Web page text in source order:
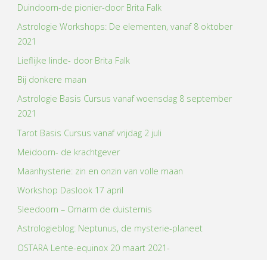
Duindoorn-de pionier-door Brita Falk
Astrologie Workshops: De elementen, vanaf 8 oktober
2021
Lieflijke linde- door Brita Falk
Bij donkere maan
Astrologie Basis Cursus vanaf woensdag 8 september
2021
Tarot Basis Cursus vanaf vrijdag 2 juli
Meidoorn- de krachtgever
Maanhysterie: zin en onzin van volle maan
Workshop Daslook 17 april
Sleedoorn – Omarm de duisternis
Astrologieblog: Neptunus, de mysterie-planeet
OSTARA Lente-equinox 20 maart 2021-